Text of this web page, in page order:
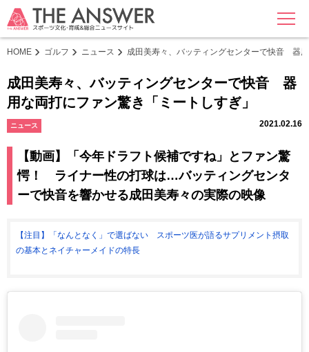
MENU
HOME ゴルフ ニュース 成田美寿々、バッティングセンターで快音 器
成田美寿々、バッティングセンターで快音 器
用な両打にファン驚き「ミートしすぎ」
ニュース 2021.02.16
【動画】「今年ドラフト候補ですね」とファン驚
愕！ ライナー性の打球は…バッティングセンタ
ーで快音を響かせる成田美寿々の実際の映像
【注目】「なんとなく」で選ばない スポーツ医が語るサプリメント摂取
の基本とネイチャーメイドの特長